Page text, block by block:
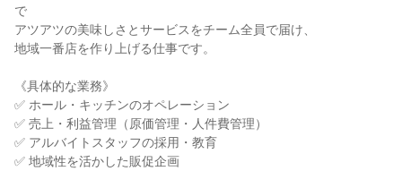
で
アツアツの美味しさとサービスをチーム全員で届け、
地域一番店を作り上げる仕事です。
《具体的な業務》
✅ ホール・キッチンのオペレーション
✅ 売上・利益管理（原価管理・人件費管理）
✅ アルバイトスタッフの採用・教育
✅ 地域性を活かした販促企画